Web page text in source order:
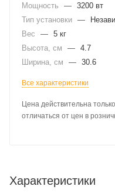
Мощность
— 3200 вт
Тип установки —
Вес
— 5 кг
Высота, см
— 4.7
Ширина, см
— 30.6
Все характеристики
Цена действительна
отличаться от цен в
Характеристики